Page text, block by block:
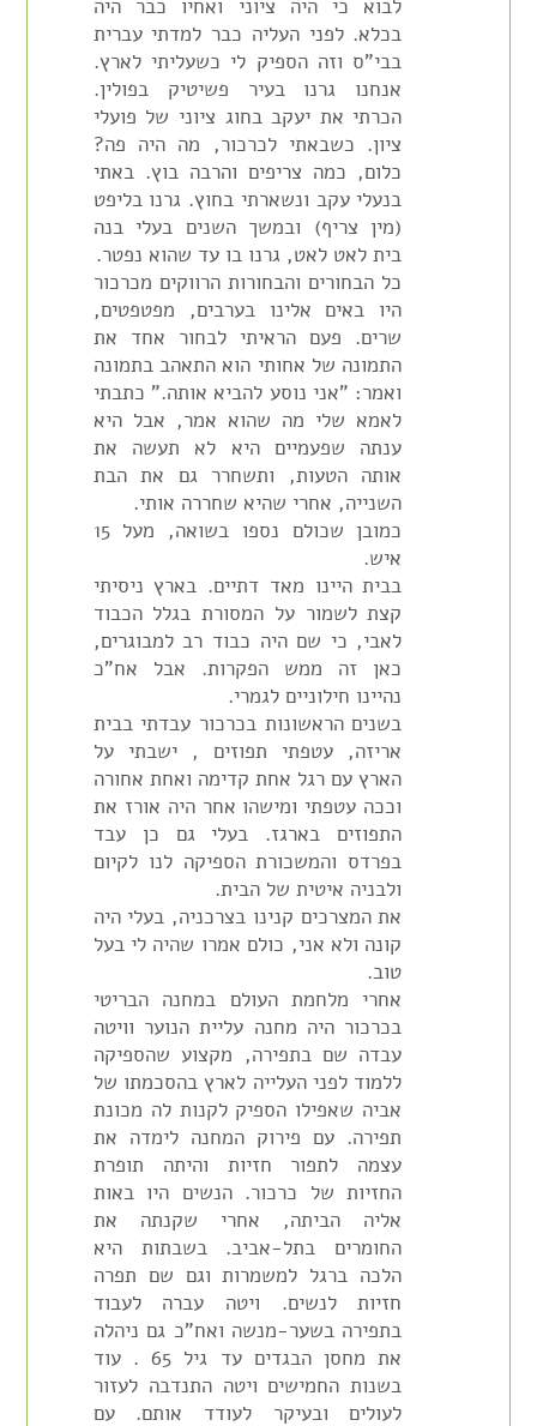
לבוא כי היה ציוני ואחיו כבר היה
בכלא. לפני העליה כבר למדתי עברית
בבי"ס וזה הספיק לי כשעליתי לארץ.
אנחנו גרנו בעיר פשיטיק בפולין.
הכרתי את יעקב בחוג ציוני של פועלי
ציון. כשבאתי לכרכור, מה היה פה?
כלום, כמה צריפים והרבה בוץ. באתי
בנעלי עקב ונשארתי בחוץ. גרנו בליפט
(מין צריף) ובמשך השנים בעלי בנה
בית לאט לאט, גרנו בו עד שהוא נפטר.
כל הבחורים והבחורות הרווקים מכרכור
היו באים אלינו בערבים, מפטפטים,
שרים. פעם הראיתי לבחור אחד את
התמונה של אחותי הוא התאהב בתמונה
ואמר: "אני נוסע להביא אותה." כתבתי
לאמא שלי מה שהוא אמר, אבל היא
ענתה שפעמיים היא לא תעשה את
אותה הטעות, ותשחרר גם את הבת
השנייה, אחרי שהיא שחררה אותי.
כמובן שכולם נספו בשואה, מעל 15
איש.
בבית היינו מאד דתיים. בארץ ניסיתי
קצת לשמור על המסורת בגלל הכבוד
לאבי, כי שם היה כבוד רב למבוגרים,
כאן זה ממש הפקרות. אבל אח"כ
נהיינו חילוניים לגמרי.
בשנים הראשונות בכרכור עבדתי בבית
אריזה, עטפתי תפוזים , ישבתי על
הארץ עם רגל אחת קדימה ואחת אחורה
וככה עטפתי ומישהו אחר היה אורז את
התפוזים בארגז. בעלי גם כן עבד
בפרדס והמשכורת הספיקה לנו לקיום
ולבניה איטית של הבית.
את המצרכים קנינו בצרכניה, בעלי היה
קונה ולא אני, כולם אמרו שהיה לי בעל
טוב.
אחרי מלחמת העולם במחנה הבריטי
בכרכור היה מחנה עליית הנוער וויטה
עבדה שם בתפירה, מקצוע שהספיקה
ללמוד לפני העלייה לארץ בהסכמתו של
אביה שאפילו הספיק לקנות לה מכונת
תפירה. עם פירוק המחנה לימדה את
עצמה לתפור חזיות והיתה תופרת
החזיות של כרכור. הנשים היו באות
אליה הביתה, אחרי שקנתה את
החומרים בתל-אביב. בשבתות היא
הלכה ברגל למשמרות וגם שם תפרה
חזיות לנשים. ויטה עברה לעבוד
בתפירה בשער-מנשה ואח"כ גם ניהלה
את מחסן הבגדים עד גיל 65 . עוד
בשנות החמישים ויטה התנדבה לעזור
לעולים ובעיקר לעודד אותם. עם